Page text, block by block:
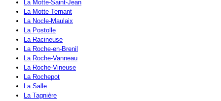
La Motte-Saint-Jean
La Motte-Ternant
La Nocle-Maulaix
La Postolle
La Racineuse
La Roche-en-Brenil
La Roche-Vanneau
La Roche-Vineuse
La Rochepot
La Salle
La Tagnière